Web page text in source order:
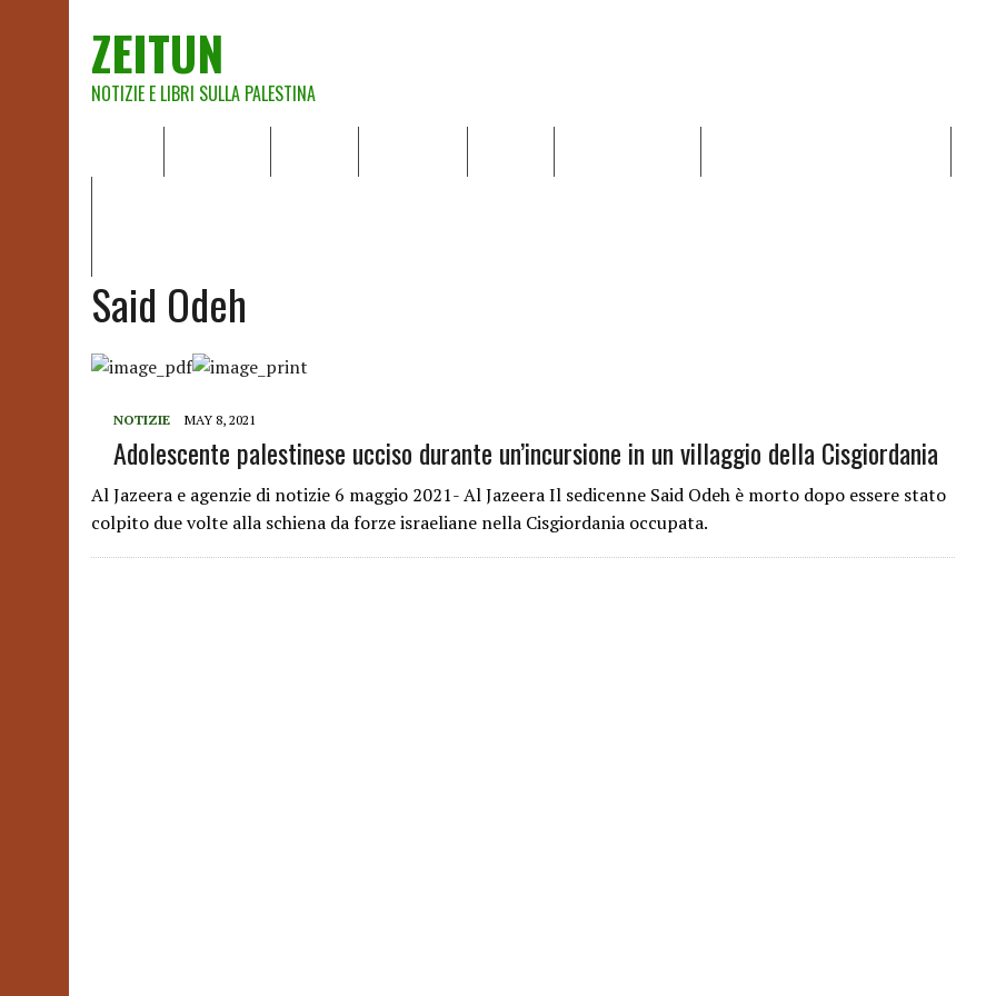
ZEITUN
NOTIZIE E LIBRI SULLA PALESTINA
Said Odeh
NOTIZIE MAY 8, 2021
Adolescente palestinese ucciso durante un’incursione in un villaggio della Cisgiordania
Al Jazeera e agenzie di notizie 6 maggio 2021- Al Jazeera Il sedicenne Said Odeh è morto dopo essere stato
colpito due volte alla schiena da forze israeliane nella Cisgiordania occupata.